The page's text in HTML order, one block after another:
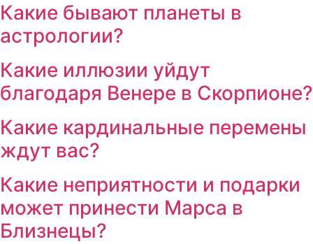
Какие бывают планеты в
астрологии?
Какие иллюзии уйдут
благодаря Венере в Скорпионе?
Какие кардинальные перемены
ждут вас?
Какие неприятности и подарки
может принести Марса в
Близнецы?